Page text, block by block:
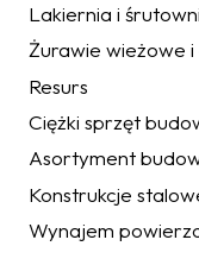
Lakiernia i
Żurawie wieżowe i
Resurs
Ciężki sprzęt
Asortyment
Konstrukcje
Wynajem